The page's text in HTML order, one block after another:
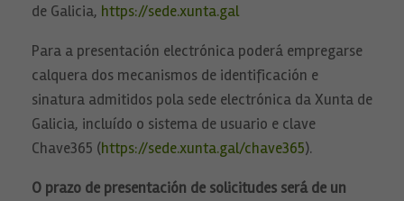
de Galicia, https://sede.xunta.gal
Para a presentación electrónica poderá empregarse
calquera dos mecanismos de identificación e
sinatura admitidos pola sede electrónica da Xunta de
Galicia, incluído o sistema de usuario e clave
Chave365 (https://sede.xunta.gal/chave365).
O prazo de presentación de solicitudes será de un
Necesarias
Estas
cookies no
opcionales.
Son
para que